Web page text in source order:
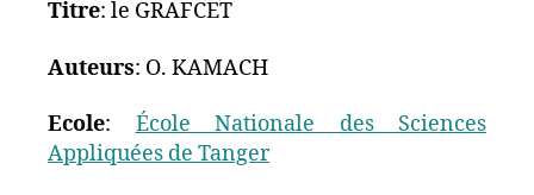
Titre: le GRAFCET
Auteurs: O. KAMACH
Ecole: École Nationale des Sciences
Appliquées de Tanger